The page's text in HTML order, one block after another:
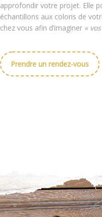
approfondir votre projet. Elle
échantillons aux coloris de
chez vous afin d’imaginer «
Prendre un rendez-vous